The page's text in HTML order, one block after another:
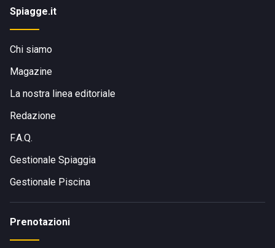
Spiagge.it
Chi siamo
Magazine
La nostra linea editoriale
Redazione
F.A.Q.
Gestionale Spiaggia
Gestionale Piscina
Prenotazioni